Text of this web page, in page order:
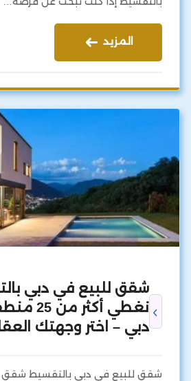
المزيد
شقق للبيع في دبي
نغطي
دبي – اختر وجهتك
شقق للبيع في دبي بالتقسيط